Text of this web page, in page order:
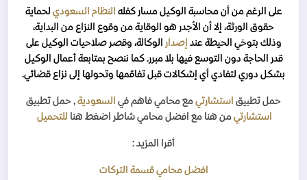
على الرغم من أن محاسبة الوكيل مسار كفله النظام السعودي لحماية
حقوق الورثة، إلا أن الأجدر هو الوقاية من وقوع النزاع من البداية،
وذلك بتوخي الحيطة عند إصدار
الوكالة، وقصر صلاحيات الوكيل على
قدر الحاجة دون التوسع فيها بلا مبرر. كما ننصح بمتابعة أعمال الوكيل
بشكل دوري لتفادي أي إشكالات قبل تفاقمها وتحولها إلى نزاع قضائي.
حمل تطبيق استشارتي مع محامي فاهم في السعودية , حمل تطبيق
استشارتي من هنا مع افضل محامي شاطر اضغط هنا للتحميل
أقرا المزيد :
افضل محامي قسمة التركات